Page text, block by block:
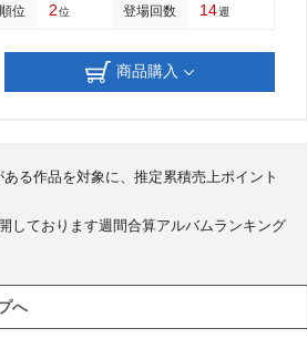
e
位 2位 登場回数 14週
商品購入
る作品を対象に、推定累積売上ポイント
しております週間合算アルバムランキング
へ